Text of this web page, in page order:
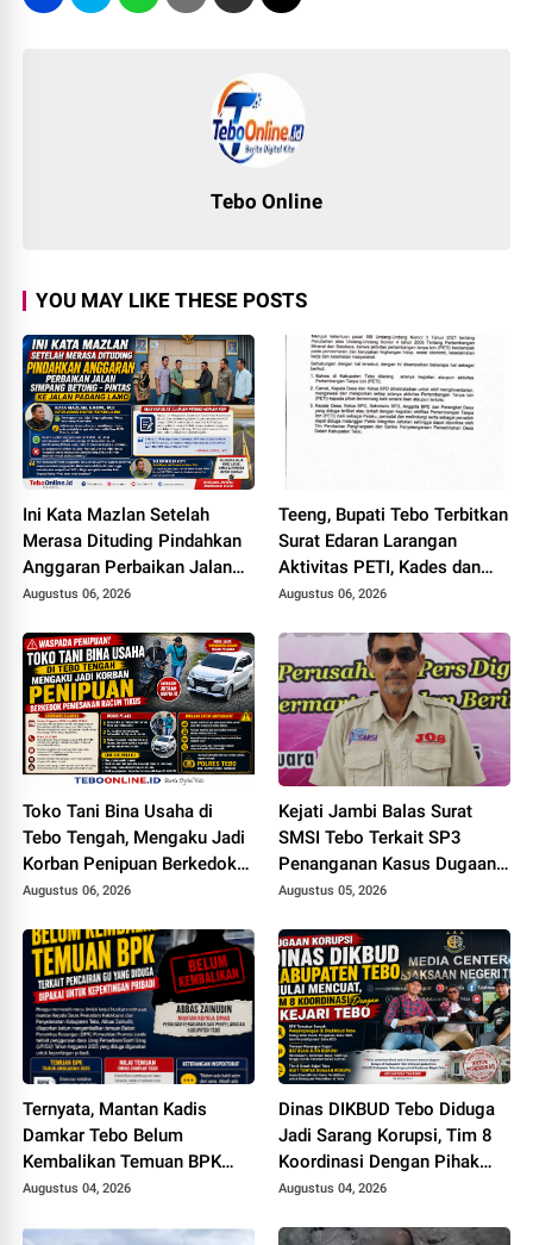
Tebo Online
YOU MAY LIKE THESE POSTS
Ini Kata Mazlan Setelah
Merasa Dituding Pindahkan
Anggaran Perbaikan Jalan
Simpang Betung - Pintas ke
Augustus 06, 2026
Teeng, Bupati Tebo Terbitkan
Surat Edaran Larangan
Aktivitas PETI, Kades dan
Perangkat Desa Yang
Augustus 06, 2026
Toko Tani Bina Usaha di
Tebo Tengah, Mengaku Jadi
Korban Penipuan Berkedok
Pemesanan Racun Tikus
Augustus 06, 2026
Kejati Jambi Balas Surat
SMSI Tebo Terkait SP3
Penanganan Kasus Dugaan
Korupsi di DPUPR Tebo Rp
Augustus 05, 2026
Ternyata, Mantan Kadis
Damkar Tebo Belum
Kembalikan Temuan BPK
Terkait Pencairan GU yang
Kepentingan Pribadi
Augustus 04, 2026
Dinas DIKBUD Tebo Diduga
Jadi Sarang Korupsi, Tim 8
Koordinasi Dengan Pihak
Kejari Tebo
Augustus 04, 2026